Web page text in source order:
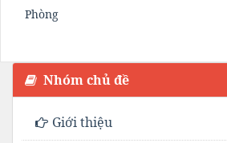
Phòng
Nhóm chủ đề
Giới thiệu